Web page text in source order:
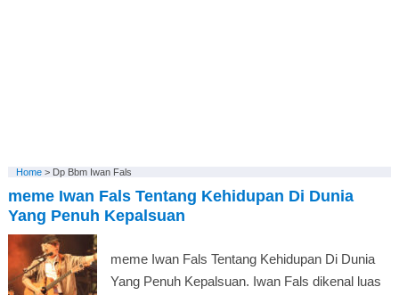
Home> Dp Bbm Iwan Fals
meme Iwan Fals Tentang Kehidupan Di Dunia
Yang Penuh Kepalsuan
meme Iwan Fals Tentang Kehidupan Di Dunia
Yang Penuh Kepalsuan. Iwan Fals dikenal luas